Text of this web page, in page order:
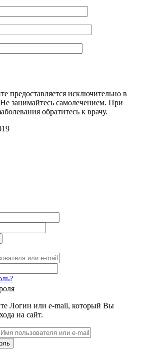
предоставляется исключительно в
занимайтесь самолечением. При
обратитесь к врачу.
Логин или e-mail, который Вы
на сайт.